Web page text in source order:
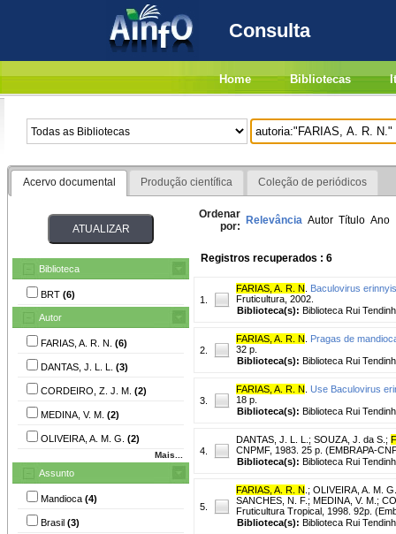
Consulta
Home Bibliotecas
Acervo documental Produção científica Coleção de periódicos
Biblioteca
BRT (6)
Autor
FARIAS, A. R. N. (6)
DANTAS, J. L. L. (3)
CORDEIRO, Z. J. M. (2)
MEDINA, V. M. (2)
OLIVEIRA, A. M. G. (2)
Mais...
Assunto
Mandioca (4)
Brasil (3)
Ordenar
por: Relevância Autor Título Ano
Registros recuperados : 6
1.
FARIAS, A. R. N
Baculovirus
Fruticultura, 2002.
Biblioteca(s): Biblioteca Rui
2.
FARIAS, A. R. N
Pragas de
32 p.
Biblioteca(s): Biblioteca Rui
3.
FARIAS, A. R. N Use Baculovirus
18 p.
Biblioteca(s): Biblioteca Rui
4.
DANTAS, J. L. L. ; SOUZA, J. da S. ;
CNPMF, 1983. 25 p. (EMBRAPA-
Biblioteca(s): Biblioteca Rui
5.
FARIAS, A. R. N ; OLIVEIRA, A. M. G.
SANCHES, N. F. ; MEDINA, V. M. ;
Fruticultura Tropical, 1998. 92p.
Biblioteca(s): Biblioteca Rui